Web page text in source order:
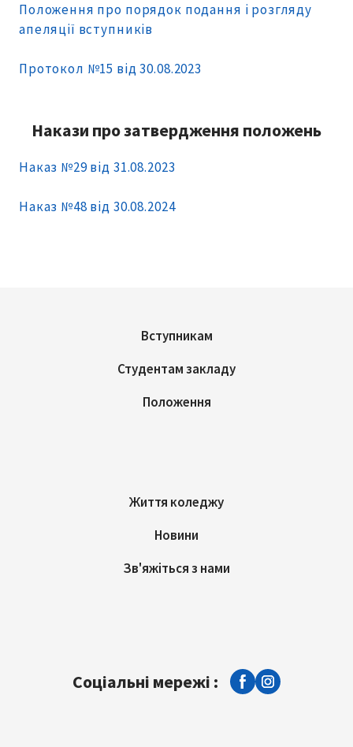
Положення про порядок подання і розгляду
апеляції вступників
Протокол №15 від 30.08.2023
Накази про затвердження положень
Наказ №29 від 31.08.2023
Наказ №48 від 30.08.2024
Вступникам
Студентам закладу
Положення
Життя коледжу
Новини
Зв'яжіться з нами
Соціальні мережі :